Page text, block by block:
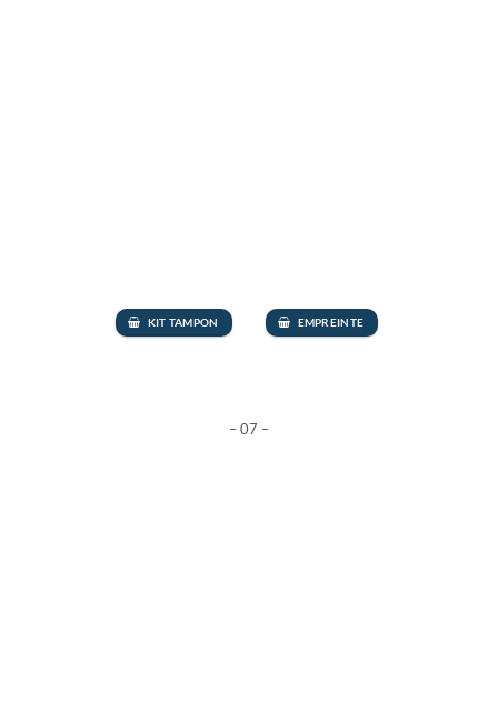
KIT TAMPON EMPREINTE
– 07 –